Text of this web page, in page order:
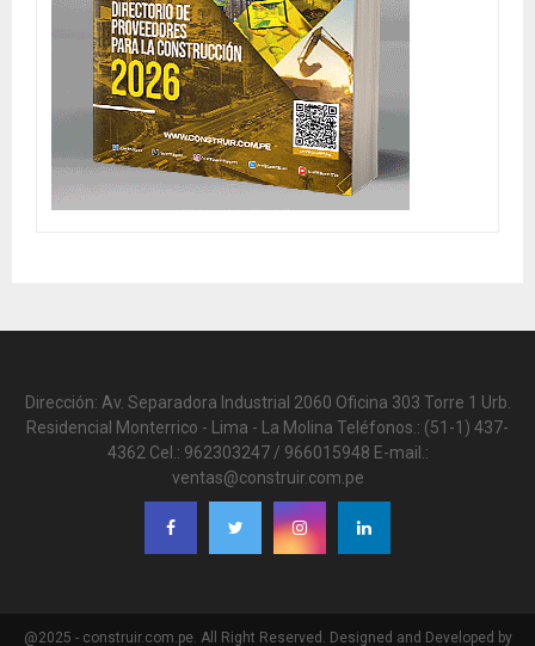
Dirección: Av. Separadora Industrial 2060 Oficina 303 Torre 1 Urb.
Residencial Monterrico - Lima - La Molina Teléfonos.: (51-1) 437-
4362 Cel.: 962303247 / 966015948 E-mail.:
ventas@construir.com.pe
@2025 - construir.com.pe. All Right Reserved. Designed and Developed by